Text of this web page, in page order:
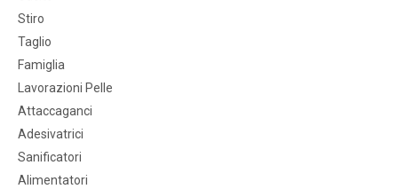
Stiro
Taglio
Famiglia
Lavorazioni Pelle
Attaccaganci
Adesivatrici
Sanificatori
Alimentatori